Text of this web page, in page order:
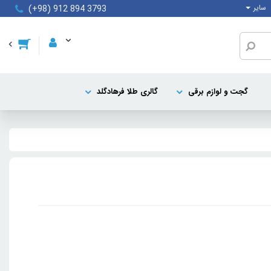
سایر (+98) 912 894 3793
گجت و لوازم برقی گالری طلا فرهادگلد